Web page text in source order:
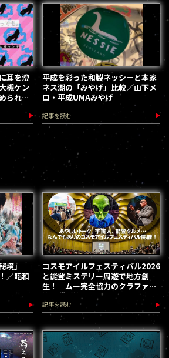
耳を澄
槻ケン
られた
平成を彩った和製ネッシーと本家
ネス湖の「みやげ」比較／山下メ
ロ・平成UMAみやげ
記事を読む
境」
／昭和
コスモアイルフェスティバル2026
と能登ミステリー周遊で地方創
生！ ムー完全協力のクラファン
第３弾が始動
記事を読む